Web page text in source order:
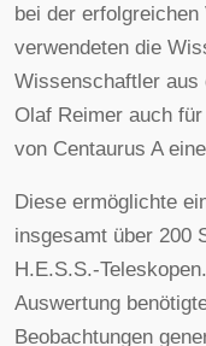
bei der
verwendeten die
Wissenschaftler aus
Olaf Reimer auch
von Centaurus A
Diese ermöglichte
insgesamt über 200
H.E.S.S.-
Auswertung
Beobachtungen